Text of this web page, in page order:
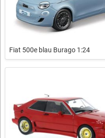
Fiat 500e blau Burago 1:24